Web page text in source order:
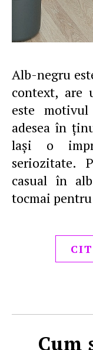
Alb-negru este o combinaţie care, în orice
context, are
este
adesea în
laşi o
seriozitate.
casual în
tocmai
Cum